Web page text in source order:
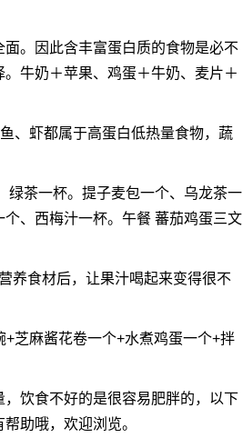
。因此含丰富蛋白质的食物是必不
牛奶＋苹果、鸡蛋＋牛奶、麦片＋
、虾都属于高蛋白低热量食物，蔬
绿茶一杯。提子麦包一个、乌龙茶一
、西梅汁一杯。午餐 蕃茄鸡蛋三文
养食材后，让果汁喝起来变得很不
芝麻酱花卷一个+水煮鸡蛋一个+拌
饮食不好的是很容易肥胖的，以下
助哦，欢迎浏览。